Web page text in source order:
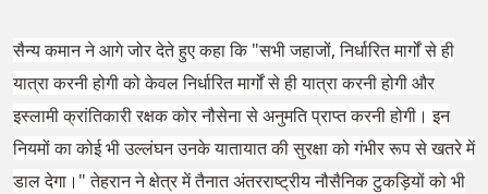
सैन्य कमान ने आगे जोर देते हुए कहा कि "सभी जहाजों, निर्धारित मार्गों से ही
यात्रा करनी होगी को केवल निर्धारित मार्गों से ही यात्रा करनी होगी और
इस्लामी क्रांतिकारी रक्षक कोर नौसेना से अनुमति प्राप्त करनी होगी। इन
नियमों का कोई भी उल्लंघन उनके यातायात की सुरक्षा को गंभीर रूप से खतरे में
डाल देगा।" तेहरान ने क्षेत्र में तैनात अंतरराष्ट्रीय नौसैनिक टुकड़ियों को भी